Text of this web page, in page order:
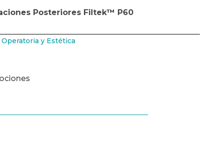
Posteriores Filtek™ P60
Operatoria y Estética